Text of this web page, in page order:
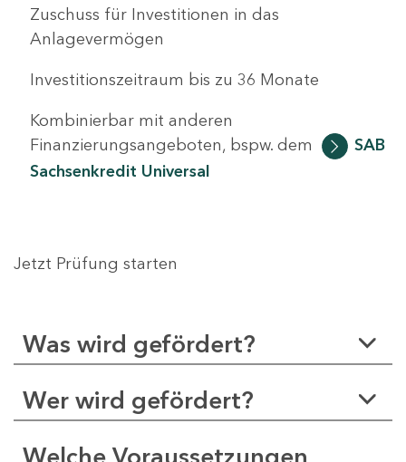
Zuschuss für Investitionen in das
Anlagevermögen
Investitionszeitraum bis zu 36 Monate
Kombinierbar mit anderen
Finanzierungsangeboten, bspw. dem
SAB
Sachsenkredit Universal
Jetzt Prüfung starten
Was wird gefördert?
Wer wird gefördert?
Welche Voraussetzungen